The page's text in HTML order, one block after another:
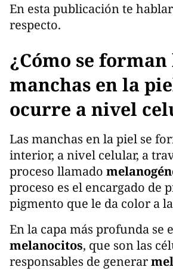
En esta publicación te
respecto.
¿Cómo se forman
manchas en la
ocurre a nivel
Las manchas en la piel se
interior, a nivel celular, a
proceso llamado
proceso es el encargado de
pigmento que le da color a
En la capa más profunda se
melanocitos, que son las
responsables de generar